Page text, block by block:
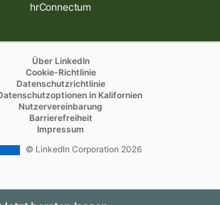
hrConnectum
Über LinkedInopens in a new tab
Cookie-Richtlinieopens in a new tab
Datenschutzrichtlinieopens in a new tab
in Kalifornienopens in a new tab
Nutzervereinbarung
Barrierefreiheit opens in a new tab
Impressum
© LinkedIn Corporation 2026